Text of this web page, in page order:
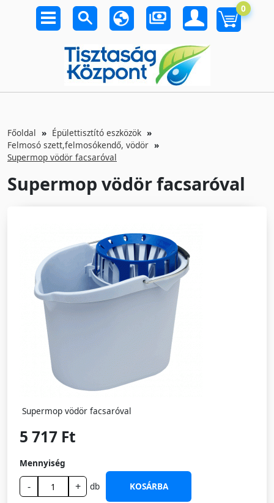
0
Főoldal
Épülettisztító eszközök
Felmosó szett,felmosókendő, vödör
Supermop vödör facsaróval
Supermop vödör facsaróval
Supermop vödör facsaróval
5 717 Ft
Mennyiség
- + db
KOSÁRBA